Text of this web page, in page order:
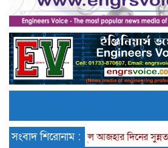
সংবাদ শিরোনাম :
ঈদুল আজহার দিনের সুন্নত আমলসমূহ